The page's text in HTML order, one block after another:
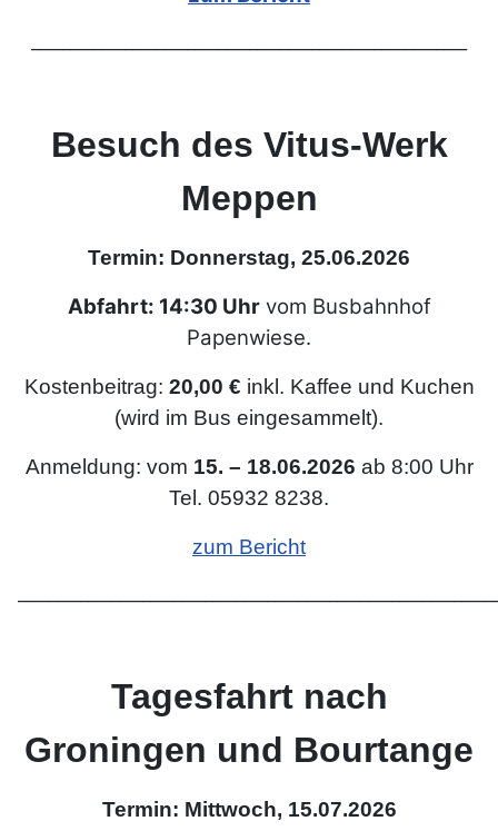
Besuch des Vitus-Werk
Meppen
Termin: Donnerstag, 25.06.2026
Abfahrt: 14:30 Uhrvom Busbahnhof
Papenwiese.
Kostenbeitrag: 20,00 € inkl. Kaffee und Kuchen
(wird im Bus eingesammelt).
Anmeldung: vom 15. – 18.06.2026 ab 8:00 Uhr
Tel. 05932 8238.
zum Bericht
Tagesfahrt nach
Groningen und Bourtange
Termin: Mittwoch, 15.07.2026